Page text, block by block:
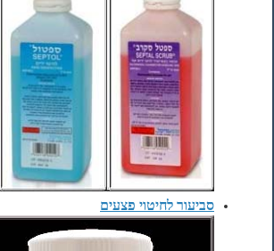
סביעור לחיטוי פצעים